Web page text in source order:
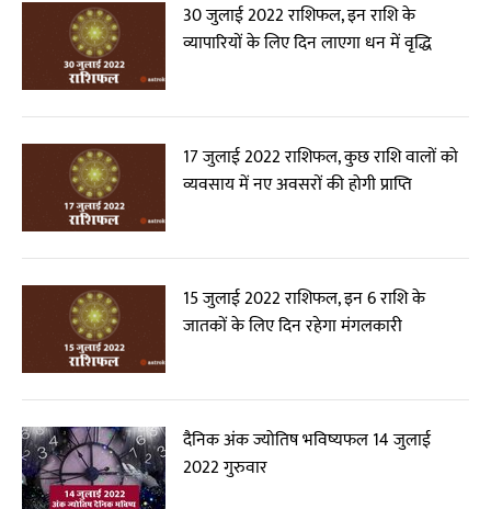
30 जुलाई 2022 राशिफल, इन राशि के
व्यापारियों के लिए दिन लाएगा धन में वृद्धि
17 जुलाई 2022 राशिफल, कुछ राशि वालों को
व्यवसाय में नए अवसरों की होगी प्राप्ति
15 जुलाई 2022 राशिफल, इन 6 राशि के
जातकों के लिए दिन रहेगा मंगलकारी
दैनिक अंक ज्योतिष भविष्यफल 14 जुलाई
2022 गुरुवार